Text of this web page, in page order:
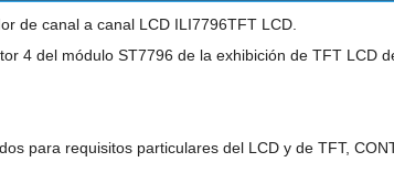
de canal a canal LCD ILI7796TFT LCD.
4 del módulo ST7796 de la exhibición de TFT LCD
para requisitos particulares del LCD y de TFT,